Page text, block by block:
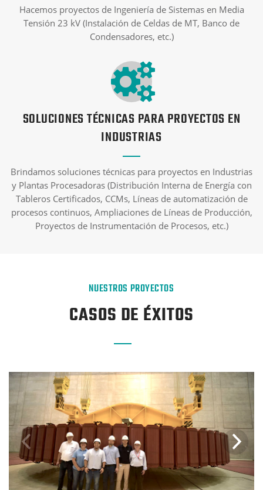
Hacemos proyectos de Ingeniería de Sistemas en Media
Tensión 23 kV (Instalación de Celdas de MT, Banco de
Condensadores, etc.)
SOLUCIONES TÉCNICAS PARA PROYECTOS EN
INDUSTRIAS
Brindamos soluciones técnicas para proyectos en Industrias
y Plantas Procesadoras (Distribución Interna de Energía con
Tableros Certificados, CCMs, Líneas de automatización de
procesos continuos, Ampliaciones de Líneas de Producción,
Proyectos de Instrumentación de Procesos, etc.)
NUESTROS PROYECTOS
CASOS DE ÉXITOS